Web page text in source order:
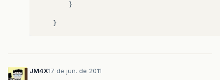
}
}
JM4X17 de jun. de 2011